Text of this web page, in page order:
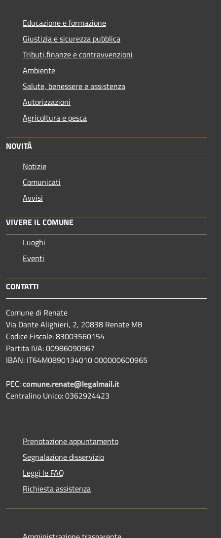
Educazione e formazione
Giustizia e sicurezza pubblica
Tributi,finanze e contravvenzioni
Ambiente
Salute, benessere e assistenza
Autorizzazioni
Agricoltura e pesca
NOVITÀ
Notizie
Comunicati
Avvisi
VIVERE IL COMUNE
Luoghi
Eventi
CONTATTI
Comune di Renate
Via Dante Alighieri, 2, 20838 Renate MB
Codice Fiscale: 83003560154
Partita IVA: 00986090967
IBAN: IT64M0890134010 000000600965
PEC:comune.renate@legalmail.it
Centralino Unico: 0362924423
Prenotazione appuntamento
Segnalazione disservizio
Leggi le FAQ
Richiesta assistenza